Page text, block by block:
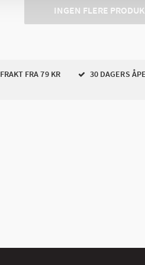
INGEN FLERE
FRAKT FRA 79 KR 30 DAGERS